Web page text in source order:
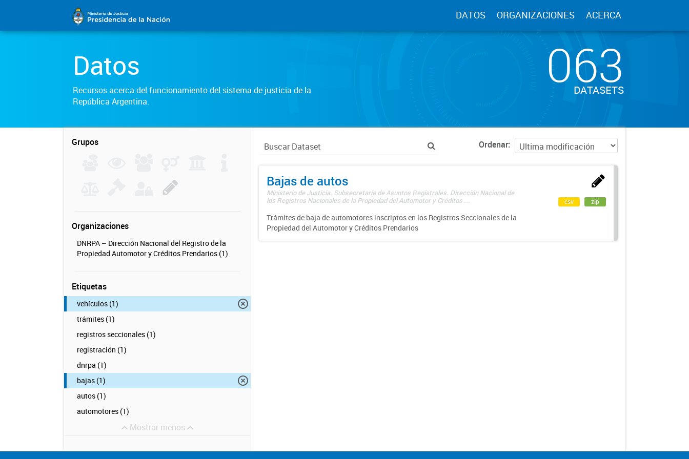
DATOS ORGANIZACIONES ACERCA
Datos
Recursos acerca del funcionamiento del sistema de justicia de la
República Argentina.
063
DATASETS
Grupos
Organizaciones
DNRPA – Dirección Nacional del Registro de la
Propiedad Automotor y Créditos Prendarios (1)
Etiquetas
vehículos (1)
trámites (1)
registros seccionales (1)
registración (1)
dnrpa (1)
bajas (1)
autos (1)
automotores (1)
Mostrar menos
Ordenar
Bajas de autos
Ministerio de Justicia. Subsecretaría de Asuntos Registrales. Dirección Nacional de
los Registros Nacionales de la Propiedad del Automotor y Créditos ...
Trámites de baja de automotores inscriptos en los Registros Seccionales de la
Propiedad del Automotor y Créditos Prendarios
csv zip